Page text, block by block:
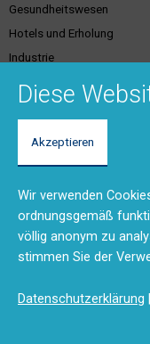
Gesundheitswesen
Hotels und Erholung
Industrie
Kundenservice &
Dienstleistungen
Brandschutzschulungen
Planungstool
BMA-Konzept
Produktdokumentation
Diese
Akzeptieren
Wir verwenden
ordnungsgemäß
völlig anonym zu
stimmen Sie der
Datenschutzerklärung |